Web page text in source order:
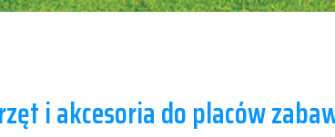
i akcesoria do placów